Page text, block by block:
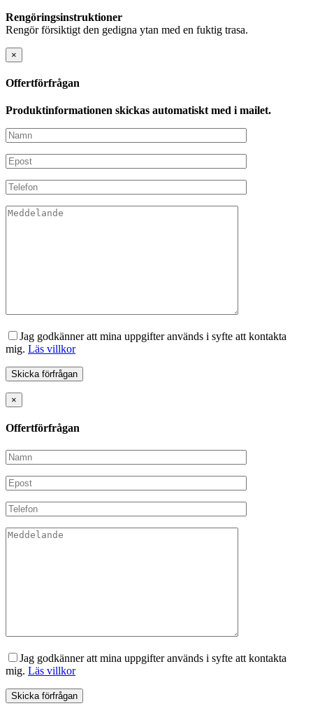
Rengöringsinstruktioner
Rengör försiktigt den gedigna ytan med en fuktig trasa.
×
Offertförfrågan
Produktinformationen skickas automatiskt med i mailet.
Jag godkänner att mina uppgifter används i syfte att kontakta
mig. Läs villkor
×
Offertförfrågan
Jag godkänner att mina uppgifter används i syfte att kontakta
mig. Läs villkor